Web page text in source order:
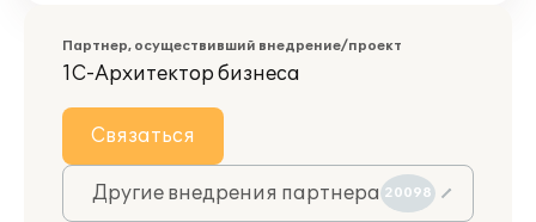
Партнер, осуществивший внедрение/проект
1С-Архитектор бизнеса
Связаться
Другие внедрения партнера 20098